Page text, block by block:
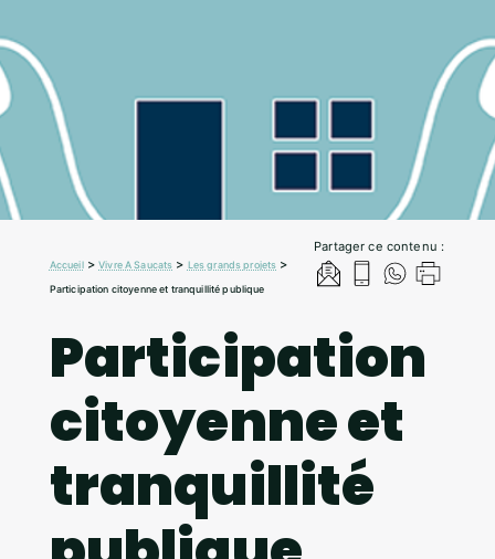
Partager ce contenu :
Accueil>Vivre A Saucats > Les grands projets >
Participation citoyenne et tranquillité publique
Participation
citoyenne et
tranquillité